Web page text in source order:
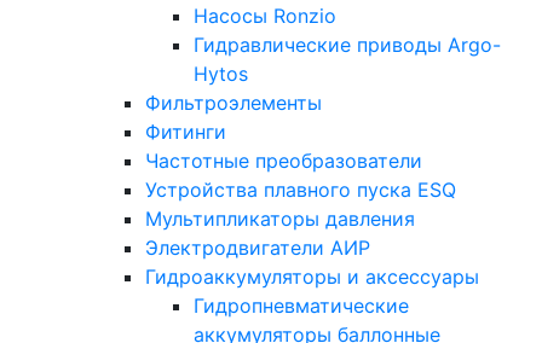
Насосы Ronzio
Гидравлические приводы Argo-
Hytos
Фильтроэлементы
Фитинги
Частотные преобразователи
Устройства плавного пуска ESQ
Мультипликаторы давления
Электродвигатели АИР
Гидроаккумуляторы и аксессуары
Гидропневматические
аккумуляторы баллонные